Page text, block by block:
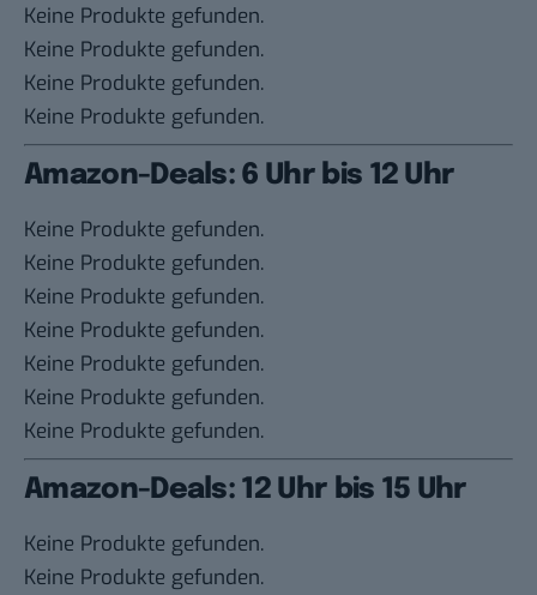
Keine Produkte gefunden.
Keine Produkte gefunden.
Keine Produkte gefunden.
Keine Produkte gefunden.
Amazon-Deals: 6 Uhr bis 12 Uhr
Keine Produkte gefunden.
Keine Produkte gefunden.
Keine Produkte gefunden.
Keine Produkte gefunden.
Keine Produkte gefunden.
Keine Produkte gefunden.
Keine Produkte gefunden.
Amazon-Deals: 12 Uhr bis 15 Uhr
Keine Produkte gefunden.
Keine Produkte gefunden.